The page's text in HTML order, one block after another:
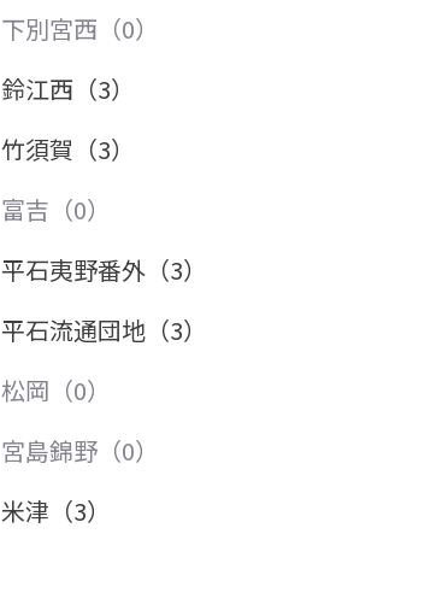
下別宮西（0）
鈴江西（3）
竹須賀（3）
富吉（0）
平石夷野番外（3）
平石流通団地（3）
松岡（0）
宮島錦野（0）
米津（3）